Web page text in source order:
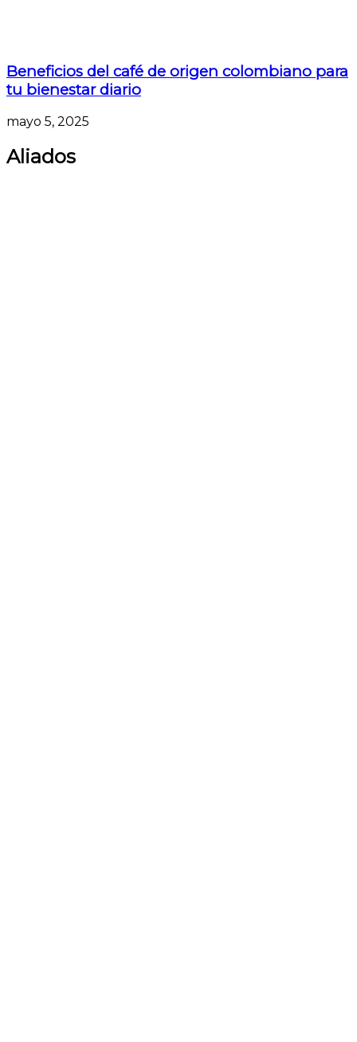
Beneficios del café de origen colombiano para
tu bienestar diario
mayo 5, 2025
Aliados